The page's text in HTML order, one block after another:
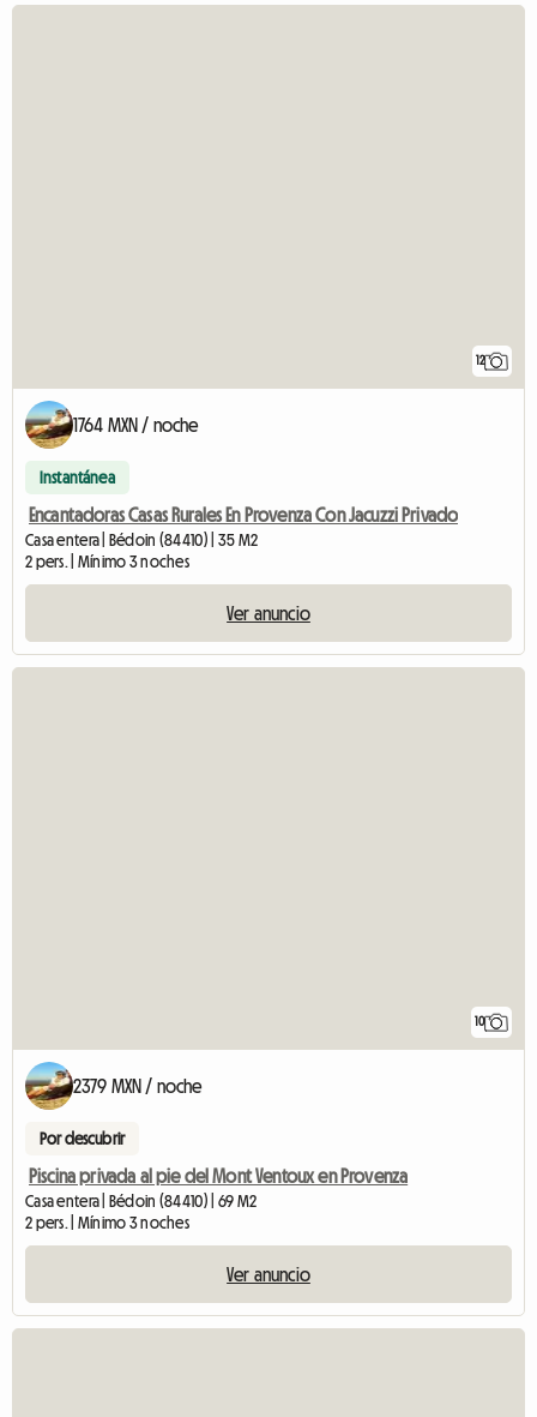
12
1764 MXN / noche
Instantánea
Encantadoras Casas Rurales En Provenza Con Jacuzzi Privado
Casa entera | Bédoin (84410) | 35 M2
2 pers. | Mínimo 3 noches
Ver anuncio
10
2379 MXN / noche
Por descubrir
Piscina privada al pie del Mont Ventoux en Provenza
Casa entera | Bédoin (84410) | 69 M2
2 pers. | Mínimo 3 noches
Ver anuncio